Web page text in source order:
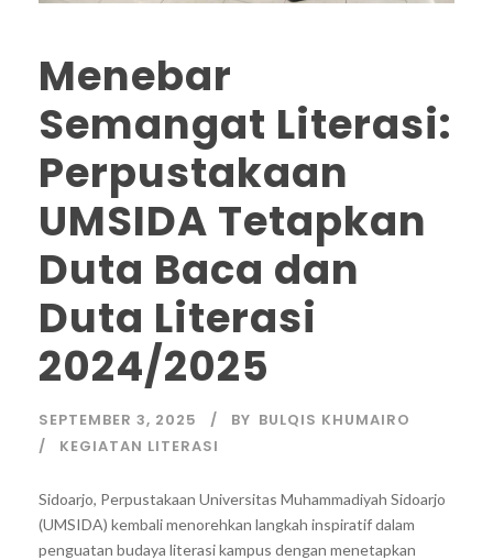
Menebar
Semangat Literasi:
Perpustakaan
UMSIDA Tetapkan
Duta Baca dan
Duta Literasi
2024/2025
SEPTEMBER 3, 2025 BY BULQIS KHUMAIRO
KEGIATAN LITERASI
Sidoarjo, Perpustakaan Universitas Muhammadiyah Sidoarjo
(UMSIDA) kembali menorehkan langkah inspiratif dalam
penguatan budaya literasi kampus dengan menetapkan